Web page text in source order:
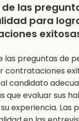
de las
para
las preguntas de
contrataciones
candidato
que evaluar sus
experiencia. Las